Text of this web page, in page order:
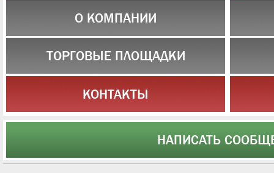
О КОМПАНИИ
ТОРГОВЫЕ ПЛОЩАДКИ
КОНТАКТЫ
НАПИСАТЬ